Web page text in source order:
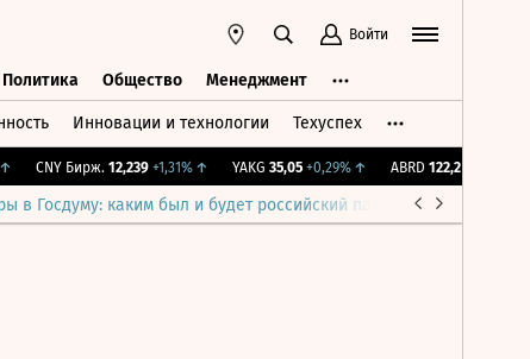
Войти
Политика Общество Менеджмент
Инновации и технологии Техуспех
CNY Бирж. 12,239 +1,31%↑ YAKG 35,05 +0,29%↑ ABRD 122,2 -0,49%
в Госдуму: каким был и будет российский парламент